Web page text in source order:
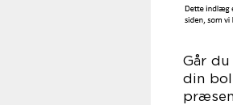
Går
din